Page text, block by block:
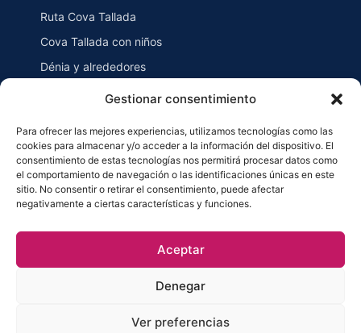
Gestionar consentimiento
Para ofrecer las mejores experiencias, utilizamos tecnologías como las
cookies para almacenar y/o acceder a la información del dispositivo. El
consentimiento de estas tecnologías nos permitirá procesar datos como
el comportamiento de navegación o las identificaciones únicas en este
sitio. No consentir o retirar el consentimiento, puede afectar
negativamente a ciertas características y funciones.
Aceptar
Denegar
Ver preferencias
Ruta Cova Tallada
Cova Tallada con niños
Dénia y alrededores
CÓMO LLEGAR
Cova Tallada Dénia
Cova Tallada Jávea
Desarrollado por
Privacidad CookiesConfigurar cookies